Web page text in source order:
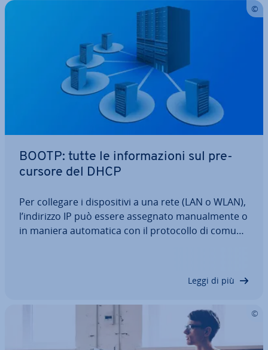
BOOTP: tutte le in­for­ma­zio­ni sul pre­
cur­so­re del DHCP
Per collegare i di­spo­si­ti­vi a una rete (LAN o WLAN),
l’indirizzo IP può essere assegnato ma­nual­men­te o
in maniera au­to­ma­ti­ca con il pro­to­col­lo di co­mu­ni­
Leggi di più